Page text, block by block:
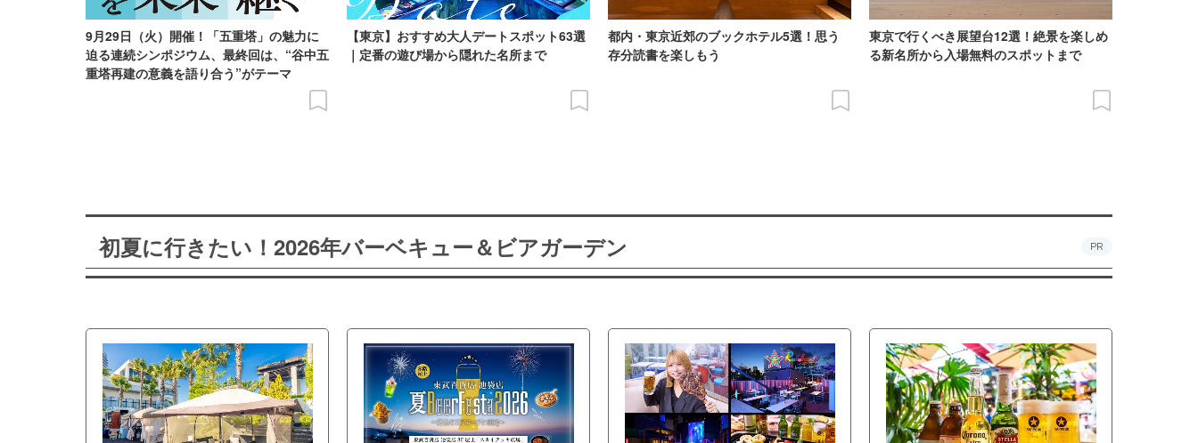
9月29日（火）開催！「五重塔」の魅力に
迫る連続シンポジウム、最終回は、“谷中五
重塔再建の意義を語り合う”がテーマ
【東京】おすすめ大人デートスポット63選
｜定番の遊び場から隠れた名所まで
都内・東京近郊のブックホテル5選！思う
存分読書を楽しもう
東京で行くべき展望台12選！絶景を楽しめ
る新名所から入場無料のスポットまで
初夏に行きたい！2026年バーベキュー＆ビアガーデン PR